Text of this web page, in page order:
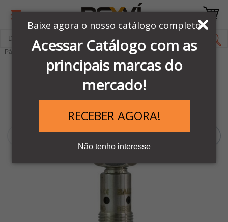
Baixe agora o nosso catálogo completo
Acessar Catálogo com as
principais marcas do
mercado!
RECEBER AGORA!
Não tenho interesse
Página Inicial LINHA SENSORES BALLUFF Sensores Indutivos